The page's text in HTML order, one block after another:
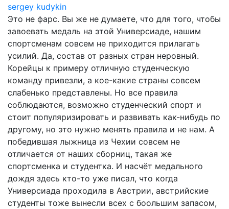
sergey kudykin
Это не фарс. Вы же не думаете, что для того, чтобы
завоевать медаль на этой Универсиаде, нашим
спортсменам совсем не приходится прилагать
усилий. Да, состав от разных стран неровный.
Корейцы к примеру отличную студенческую
команду привезли, а кое-какие страны совсем
слабенько представлены. Но все правила
соблюдаются, возможно студенческий спорт и
стоит популяризировать и развивать как-нибудь по
другому, но это нужно менять правила и не нам. А
победившая лыжница из Чехии совсем не
отличается от наших сборниц, такая же
спортсменка и студентка. И насчёт медального
дождя здесь кто-то уже писал, что когда
Универсиада проходила в Австрии, австрийские
студенты тоже вынесли всех с боольшим запасом,